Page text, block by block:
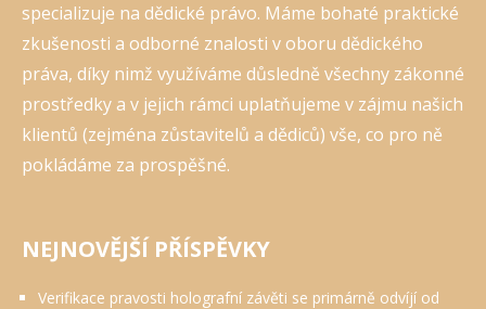
specializuje na dědické právo. Máme bohaté praktické
zkušenosti a odborné znalosti v oboru dědického
práva, díky nimž využíváme důsledně všechny zákonné
prostředky a v jejich rámci uplatňujeme v zájmu našich
klientů (zejména zůstavitelů a dědiců) vše, co pro ně
pokládáme za prospěšné.
NEJNOVĚJŠÍ PŘÍSPĚVKY
Verifikace pravosti holografní závěti se primárně odvíjí od